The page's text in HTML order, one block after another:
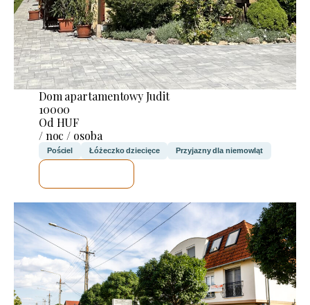
Dom apartamentowy Judit
10000
Od HUF
/ noc / osoba
Pościel Łóżeczko dziecięce Przyjazny dla niemowląt